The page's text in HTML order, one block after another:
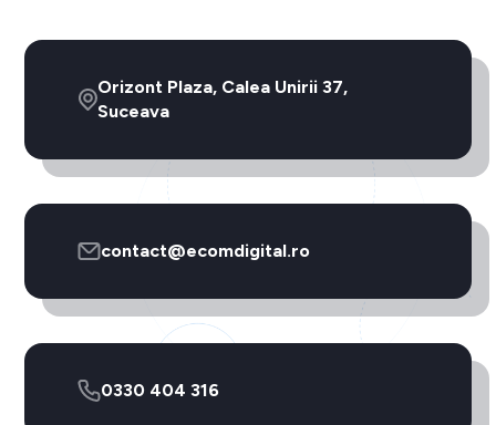
Orizont Plaza, Calea Unirii 37,
Suceava
contact@ecomdigital.ro
0330 404 316